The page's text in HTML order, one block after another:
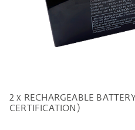
2 x RECHARGEABLE
CERTIFICATION)